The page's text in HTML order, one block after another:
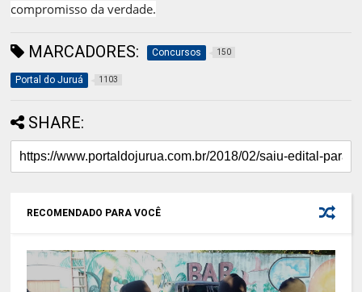
compromisso da verdade.
MARCADORES: Concursos 150
Portal do Juruá 1103
SHARE:
RECOMENDADO PARA VOCÊ